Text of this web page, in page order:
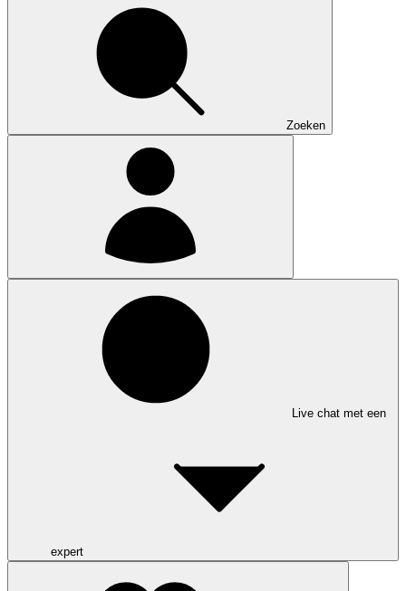
Zoeken
Live chat met een
expert